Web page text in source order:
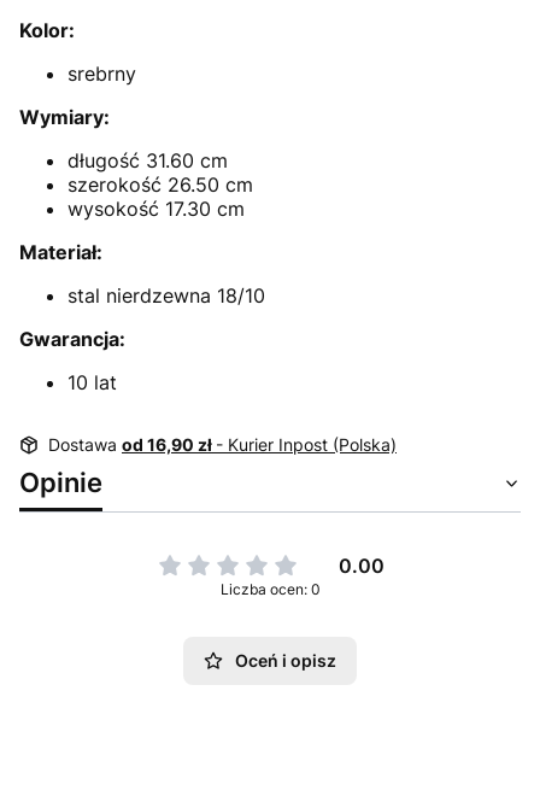
Kolor:
srebrny
Wymiary:
długość 31.60 cm
szerokość 26.50 cm
wysokość 17.30 cm
Materiał:
stal nierdzewna 18/10
Gwarancja:
10 lat
Dostawa od 16,90 zł - Kurier Inpost (Polska)
Opinie
0.00
Liczba ocen: 0
Oceń i opisz